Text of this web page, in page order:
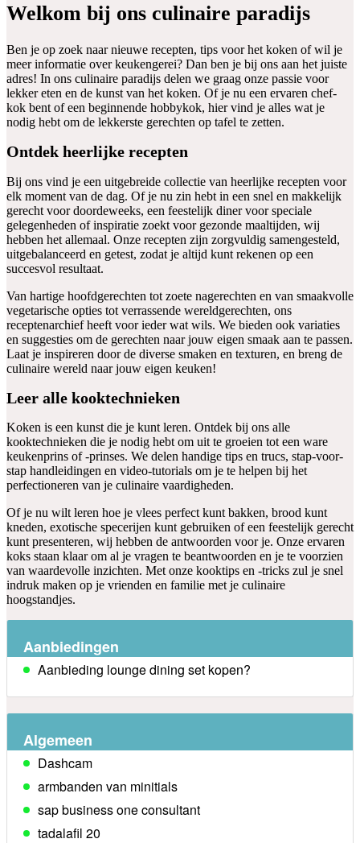
Welkom bij ons culinaire paradijs
Ben je op zoek naar nieuwe recepten, tips voor het koken of wil je
meer informatie over keukengerei? Dan ben je bij ons aan het juiste
adres! In ons culinaire paradijs delen we graag onze passie voor
lekker eten en de kunst van het koken. Of je nu een ervaren chef-
kok bent of een beginnende hobbykok, hier vind je alles wat je
nodig hebt om de lekkerste gerechten op tafel te zetten.
Ontdek heerlijke recepten
Bij ons vind je een uitgebreide collectie van heerlijke recepten voor
elk moment van de dag. Of je nu zin hebt in een snel en makkelijk
gerecht voor doordeweeks, een feestelijk diner voor speciale
gelegenheden of inspiratie zoekt voor gezonde maaltijden, wij
hebben het allemaal. Onze recepten zijn zorgvuldig samengesteld,
uitgebalanceerd en getest, zodat je altijd kunt rekenen op een
succesvol resultaat.
Van hartige hoofdgerechten tot zoete nagerechten en van smaakvolle
vegetarische opties tot verrassende wereldgerechten, ons
receptenarchief heeft voor ieder wat wils. We bieden ook variaties
en suggesties om de gerechten naar jouw eigen smaak aan te passen.
Laat je inspireren door de diverse smaken en texturen, en breng de
culinaire wereld naar jouw eigen keuken!
Leer alle kooktechnieken
Koken is een kunst die je kunt leren. Ontdek bij ons alle
kooktechnieken die je nodig hebt om uit te groeien tot een ware
keukenprins of -prinses. We delen handige tips en trucs, stap-voor-
stap handleidingen en video-tutorials om je te helpen bij het
perfectioneren van je culinaire vaardigheden.
Of je nu wilt leren hoe je vlees perfect kunt bakken, brood kunt
kneden, exotische specerijen kunt gebruiken of een feestelijk gerecht
kunt presenteren, wij hebben de antwoorden voor je. Onze ervaren
koks staan klaar om al je vragen te beantwoorden en je te voorzien
van waardevolle inzichten. Met onze kooktips en -tricks zul je snel
indruk maken op je vrienden en familie met je culinaire
hoogstandjes.
Aanbiedingen
Aanbieding lounge dining set kopen?
Algemeen
Dashcam
armbanden van minitials
sap business one consultant
tadalafil 20